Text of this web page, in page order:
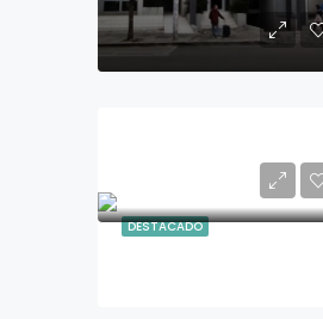
DESTACADO